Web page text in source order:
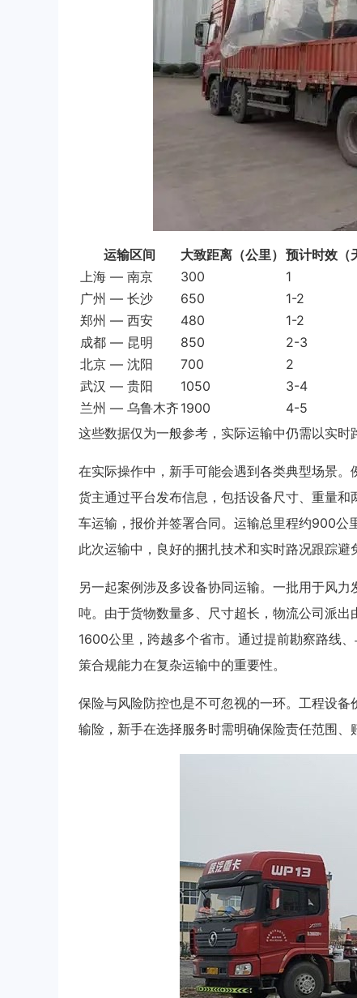
运输区间 大致距离（公里） 预计时效（
上海 — 南京
300 1
广州 — 长沙
650 1-2
郑州 — 西安
480 1-2
成都 — 昆明
850 2-3
北京 — 沈阳
700 2
武汉 — 贵阳
1050 3-4
兰州 — 乌鲁木齐 1900 4-5
这些数据仅为一般参考，实际运输中仍需以实时
在实际操作中，新手可能会遇到各类典型场景
货主通过平台发布信息，包括设备尺寸、重量
车运输，报价并签署合同。运输总里程约900公
此次运输中，良好的捆扎技术和实时路况跟踪避
另一起案例涉及多设备协同运输。一批用于风
吨。由于货物数量多、尺寸超长，物流公司派
1600公里，跨越多个省市。通过提前勘察路线
策合规能力在复杂运输中的重要性。
保险与风险防控也是不可忽视的一环。工程设
输险，新手在选择服务时需明确保险责任范围、